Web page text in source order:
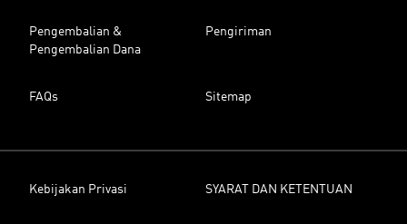
Pengembalian &
Pengembalian Dana
Pengiriman
FAQs Sitemap
Kebijakan Privasi SYARAT DAN KETENTUAN